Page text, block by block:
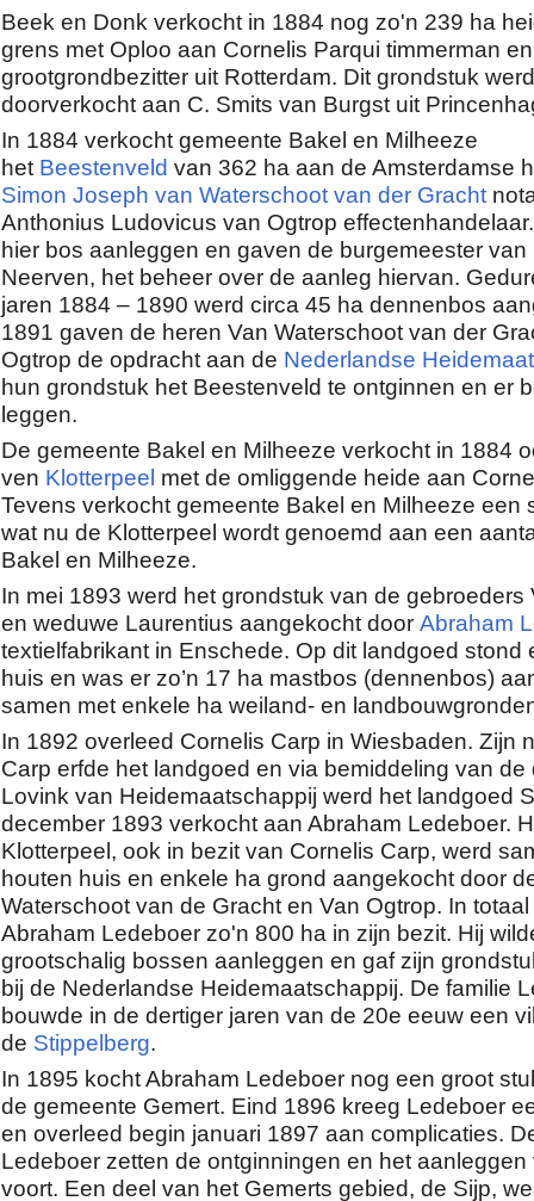
Beek en Donk verkocht in 1884 nog zo'n 239 ha
grens met Oploo aan Cornelis Parqui timmerman en
grootgrondbezitter uit Rotterdam. Dit grondstuk
doorverkocht aan C. Smits van Burgst uit
In 1884 verkocht gemeente Bakel en Milheeze
het Beestenveld van 362 ha aan de Amsterdamse
Simon Joseph van Waterschoot van der Gracht
Anthonius Ludovicus van Ogtrop
hier bos aanleggen en gaven de burgemeester van
Neerven, het beheer over de aanleg hiervan.
jaren 1884 – 1890 werd circa 45 ha dennenbos
1891 gaven de heren Van Waterschoot van der
Ogtrop de opdracht aan de Nederlandse
hun grondstuk het Beestenveld te ontginnen en er
leggen.
De gemeente Bakel en Milheeze verkocht in 1884
ven Klotterpeel met de omliggende heide aan
Tevens verkocht gemeente Bakel en Milheeze een
wat nu de Klotterpeel wordt genoemd aan een
Bakel en Milheeze.
In mei 1893 werd het grondstuk van de gebroeders
en weduwe Laurentius aangekocht door Abraham
textielfabrikant in Enschede. Op dit landgoed stond
huis en was er zo’n 17 ha mastbos (dennenbos)
samen met enkele ha weiland- en
In 1892 overleed Cornelis Carp in Wiesbaden. Zijn
Carp erfde het landgoed en via bemiddeling van de
Lovink van Heidemaatschappij werd het landgoed
december 1893 verkocht aan Abraham Ledeboer.
Klotterpeel, ook in bezit van Cornelis Carp, werd
houten huis en enkele ha grond aangekocht door
Waterschoot van de Gracht en Van Ogtrop. In
Abraham Ledeboer zo'n 800 ha in zijn bezit. Hij
grootschalig bossen aanleggen en gaf zijn
bij de Nederlandse Heidemaatschappij. De familie
bouwde in de dertiger jaren van de 20e eeuw een
de Stippelberg.
In 1895 kocht Abraham Ledeboer nog een groot
de gemeente Gemert. Eind 1896 kreeg Ledeboer
en overleed begin januari 1897 aan complicaties.
Ledeboer zetten de ontginningen en het
voort. Een deel van het Gemerts gebied, de Sijp,